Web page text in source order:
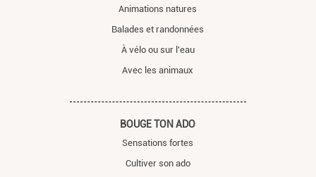
Animations natures
Balades et randonnées
À vélo ou sur l'eau
Avec les animaux
BOUGE TON ADO
Sensations fortes
Cultiver son ado